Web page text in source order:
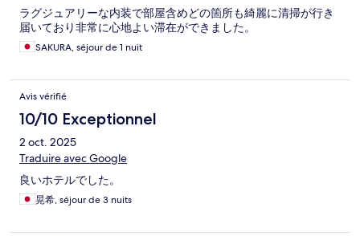
ラグジュアリーな内装で部屋含めどの箇所も綺麗に清掃が行き
届いており非常に心地よい滞在ができました。
SAKURA, séjour de 1 nuit
Avis vérifié
10/10 Exceptionnel
2 oct. 2025
Traduire avec Google
良いホテルでした。
晃希, séjour de 3 nuits